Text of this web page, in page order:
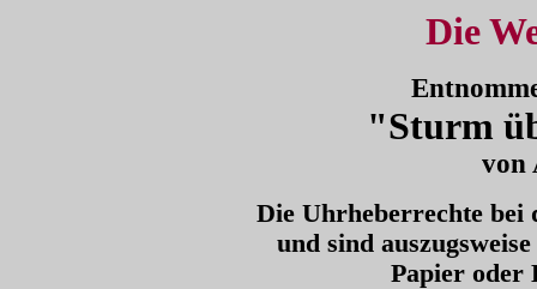
Die
"Sturm
von
Die Uhrheberrechte bei
und sind
Papier oder